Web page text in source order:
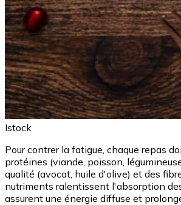
Istock
Pour contrer la fatigue, chaque repas
protéines (viande, poisson,
qualité (avocat, huile d'olive) et des
nutriments ralentissent l'absorption
assurent une énergie diffuse et